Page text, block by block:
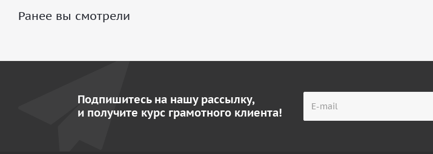
Ранее вы смотрели
Подпишитесь на нашу рассылку,
и получите курс грамотного клиента!